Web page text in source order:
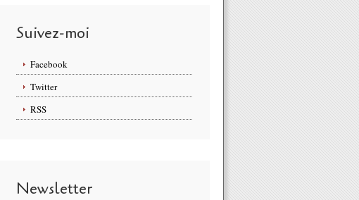
Suivez-moi
Facebook
Twitter
RSS
Newsletter